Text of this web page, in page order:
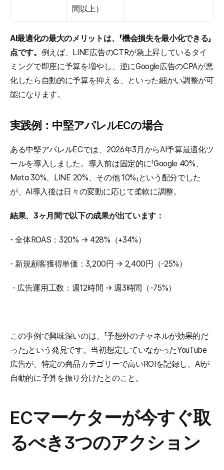
間以上）
AI最適化の最大のメリットは、「機会損失を最小化できる」
点です。 例えば、LINE広告のCTRが急上昇しているタイ
ミングで即座に予算を増やし、逆にGoogle広告のCPAが悪
化したら自動的に予算を抑える、といった細かい調整が可
能になります。
実践例：中堅アパレルECの場合
ある中堅アパレルECでは、2026年3月からAI予算最適化ツ
ールを導入しました。導入前は固定的に「Google 40%、
Meta 30%、LINE 20%、その他 10%」という配分でした
が、AI導入後は日々の変動に応じて柔軟に調整。
結果、3ヶ月間で以下の成果が出ています：
- 全体ROAS：320% → 428%（+34%）
- 新規顧客獲得単価：3,200円 → 2,400円（-25%）
- 広告運用工数：週12時間 → 週3時間（-75%）
この事例で興味深いのは、「予想外のチャネルが効果的だ
った」という発見です。当初想定していなかったYouTube
広告が、特定の商品カテゴリーで高いROIを記録し、AIが
自動的に予算を振り分けたとのこと。
ECマーケターが今すぐ取
るべき3つのアクション